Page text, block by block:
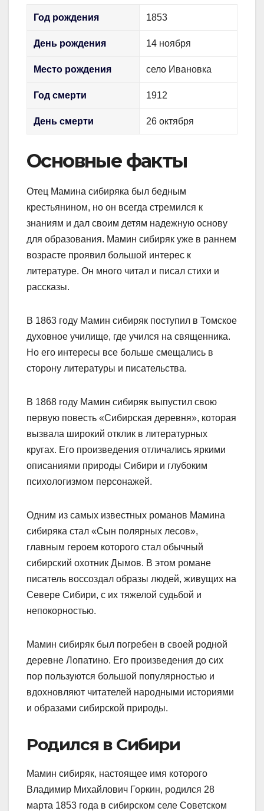
Год рождения 1853
День рождения 14 ноября
Место рождения село Ивановка
Год смерти 1912
День смерти 26 октября
Основные факты
Отец Мамина сибиряка был бедным
крестьянином, но он всегда стремился к
знаниям и дал своим детям надежную основу
для образования. Мамин сибиряк уже в раннем
возрасте проявил большой интерес к
литературе. Он много читал и писал стихи и
рассказы.
В 1863 году Мамин сибиряк поступил в Томское
духовное училище, где учился на священника.
Но его интересы все больше смещались в
сторону литературы и писательства.
В 1868 году Мамин сибиряк выпустил свою
первую повесть «Сибирская деревня», которая
вызвала широкий отклик в литературных
кругах. Его произведения отличались яркими
описаниями природы Сибири и глубоким
психологизмом персонажей.
Одним из самых известных романов Мамина
сибиряка стал «Сын полярных лесов»,
главным героем которого стал обычный
сибирский охотник Дымов. В этом романе
писатель воссоздал образы людей, живущих на
Севере Сибири, с их тяжелой судьбой и
непокорностью.
Мамин сибиряк был погребен в своей родной
деревне Лопатино. Его произведения до сих
пор пользуются большой популярностью и
вдохновляют читателей народными историями
и образами сибирской природы.
Родился в Сибири
Мамин сибиряк, настоящее имя которого
Владимир Михайлович Горкин, родился 28
марта 1853 года в сибирском селе Советском